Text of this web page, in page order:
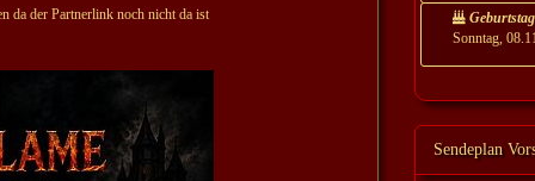
da der Partnerlink noch nicht da ist
Sonntag,
Sendeplan